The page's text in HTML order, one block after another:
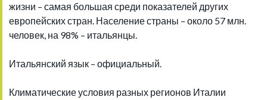
жизни – самая большая среди показателей других
европейских стран. Население страны – около 57 млн.
человек, на 98% – итальянцы.
Итальянский язык – официальный.
Климатические условия разных регионов Италии